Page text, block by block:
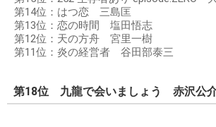
第14位：はつ恋 三島匡
第13位：恋の時間 塩田悟志
第12位：天の方舟 宮里一樹
第11位：炎の経営者 谷田部泰三
第18位 九龍で会いましょう 赤沢公